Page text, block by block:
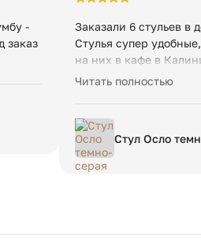
-
заказ
Заказали 6 стульев в
Стулья супер
на них в кафе в
сделали скидку,
Читать полностью
Стул Осло